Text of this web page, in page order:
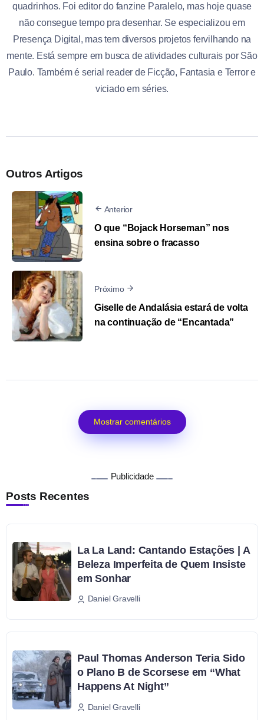
quadrinhos. Foi editor do fanzine Paralelo, mas hoje quase
não consegue tempo pra desenhar. Se especializou em
Presença Digital, mas tem diversos projetos fervilhando na
mente. Está sempre em busca de atividades culturais por São
Paulo. Também é serial reader de Ficção, Fantasia e Terror e
viciado em séries.
Outros Artigos
Anterior
O que “Bojack Horseman” nos
ensina sobre o fracasso
Próximo
Giselle de Andalásia estará de volta
na continuação de “Encantada”
Mostrar comentários
Publicidade
Posts Recentes
La La Land: Cantando Estações | A
Beleza Imperfeita de Quem Insiste
em Sonhar
Daniel Gravelli
Paul Thomas Anderson Teria Sido
o Plano B de Scorsese em “What
Happens At Night”
Daniel Gravelli